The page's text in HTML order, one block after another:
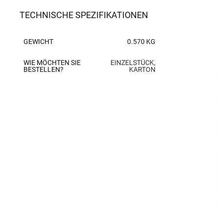
TECHNISCHE SPEZIFIKATIONEN
GEWICHT 0.570 KG
WIE MÖCHTEN SIE
BESTELLEN?
EINZELSTÜCK,
KARTON